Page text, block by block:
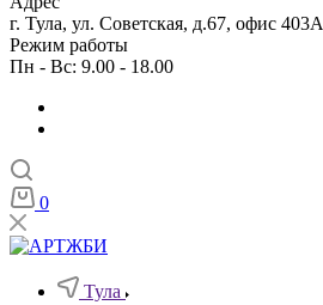
г. Тула, ул. Советская, д.67, офис 403А
Режим работы
Пн - Вс: 9.00 - 18.00
0
Тула